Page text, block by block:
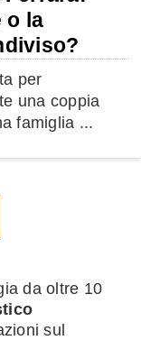
o la
per
una coppia
famiglia ...
da oltre 10
sul